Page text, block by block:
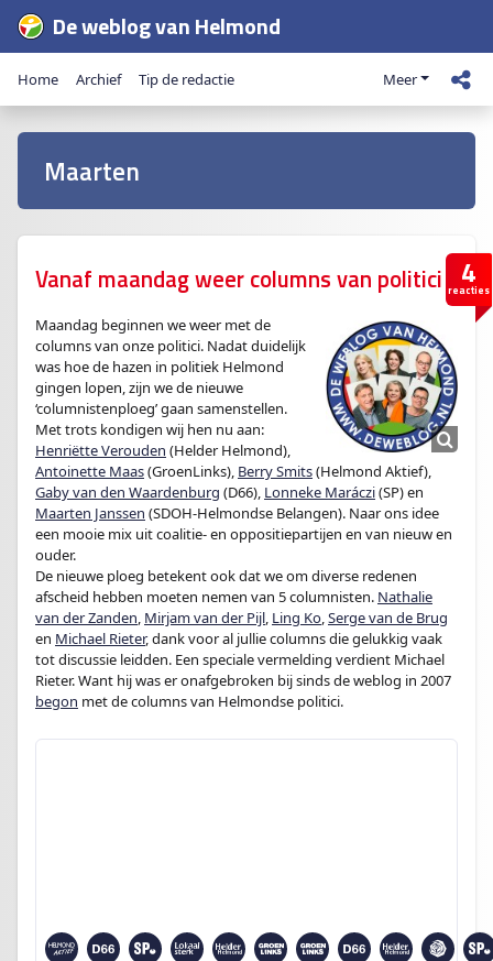
De weblog van Helmond
Home Archief Tip de redactie Meer
Maarten
4
reacties
Vanaf maandag weer columns van politici
Maandag beginnen we weer met de
columns van onze politici. Nadat duidelijk
was hoe de hazen in politiek Helmond
gingen lopen, zijn we de nieuwe
‘columnistenploeg’ gaan samenstellen.
Met trots kondigen wij hen nu aan:
Henriëtte Verouden (Helder Helmond),
Antoinette Maas(GroenLinks), Berry Smits(Helmond Aktief),
Gaby van den Waardenburg (D66), Lonneke Maráczi(SP) en
Maarten Janssen (SDOH-Helmondse Belangen). Naar ons idee
een mooie mix uit coalitie- en oppositiepartijen en van nieuw en
ouder.
De nieuwe ploeg betekent ook dat we om diverse redenen
afscheid hebben moeten nemen van 5 columnisten. Nathalie
van der Zanden, Mirjam van der Pijl, Ling Ko,Serge van de Brug
en Michael Rieter, dank voor al jullie columns die gelukkig vaak
tot discussie leidden. Een speciale vermelding verdient Michael
Rieter. Want hij was er onafgebroken bij sinds de weblog in 2007
begon met de columns van Helmondse politici.